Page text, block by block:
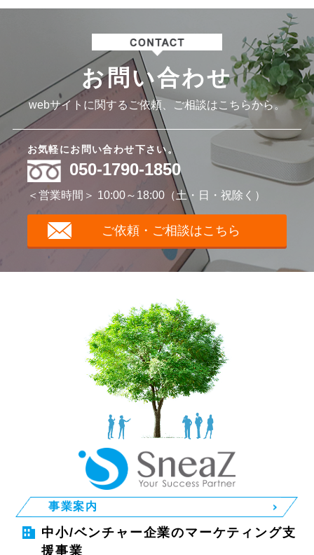
お問い合わせ
webサイトに関するご依頼、ご相談はこちらから。
お気軽にお問い合わせ下さい。
050-1790-1850
＜営業時間＞ 10:00～18:00（土・日・祝除く）
ご依頼・ご相談はこちら
事業案内
中小/ベンチャー企業のマーケティング支
援事業